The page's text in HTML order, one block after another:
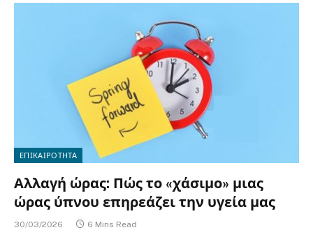
ΕΠΙΚΑΙΡΟΤΗΤΑ
Αλλαγή ώρας: Πώς το «χάσιμο» μιας
ώρας ύπνου επηρεάζει την υγεία μας
30/03/2026 6 Mins Read